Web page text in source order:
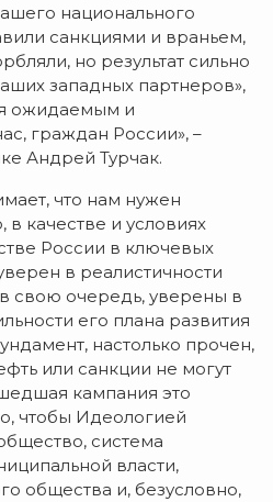
национального
санкциями и враньем,
но результат сильно
западных партнеров»,
ожидаемым и
граждан России», –
Андрей Турчак.
что нам нужен
качестве и условиях
России в ключевых
в реалистичности
свою очередь, уверены в
его плана развития
настолько прочен,
или санкции не могут
кампания это
чтобы Идеологией
система
власти,
общества и, безусловно,